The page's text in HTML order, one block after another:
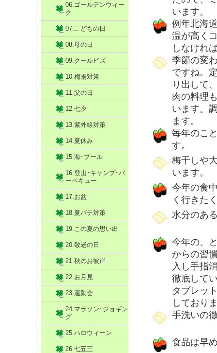
います。
例年北海
温が高く
しなけれ
季節の変
ですね。
り出して
肉の料理
います。
ます。
毎年のこ
す。
梅干しや
います。
今年の食
く行きた
水分のあ
今年の、
からの習
入し手指
徹底して
タブレッ
しており
手洗いの
食品は早
06.ゴールデンウィー
ク
07.こどもの日
08.母の日
09.クールビズ
10.梅雨対策
11.父の日
12.七夕
13.紫外線対策
14.夏休み
15.海･プール
16.登山･キャンプ･バ
ーベキュー
17.お盆
18.夏バテ対策
19.この夏の思い出
20.敬老の日
21.秋のお彼岸
22.お月見
23.運動会
24.マラソン･ジョギン
グ
25.ハロウィーン
26.七五三